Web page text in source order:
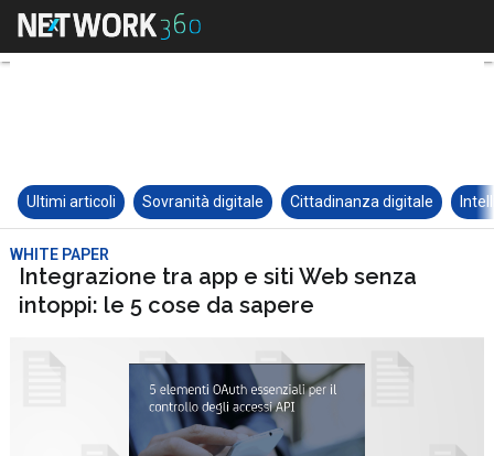
Ultimi articoli Sovranità digitale Cittadinanza digitale
WHITE PAPER
Integrazione tra app e siti Web senza
intoppi: le 5 cose da sapere